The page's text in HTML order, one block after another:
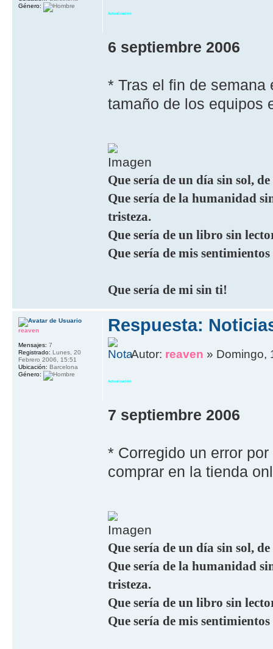
Actualización
6 septiembre 2006
* Tras el fin de
tamaño de los equipos
Que sería de un día sin sol,
Que sería de la humanidad
tristeza.
Que sería de un libro sin
Que sería de mis
Que sería de mi sin ti!
Género:
Respuesta:
Autor: reaven » Domingo,
Actualización
7 septiembre 2006
* Corregido un error
comprar en la tienda
Que sería de un día sin sol,
Que sería de la humanidad
tristeza.
Que sería de un libro sin
Que sería de mis
reaven
Mensajes: 7
Registrado: Lunes, 20
Febrero 2006, 15:51
Ubicación: Barcelona
Género: